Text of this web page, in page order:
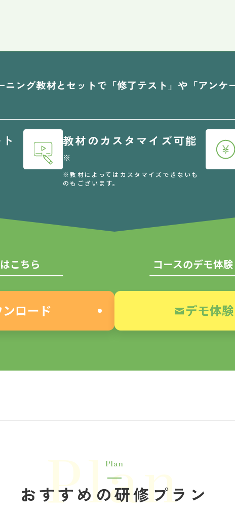
ング教材とセットで「修了テスト」や「アンケ
教材のカスタマイズ可能
※
※教材によってはカスタマイズできないも
のもございます。
こちら
ロード
コースのデモ体
デモ体
Plan
Plan
おすすめの研修プラン